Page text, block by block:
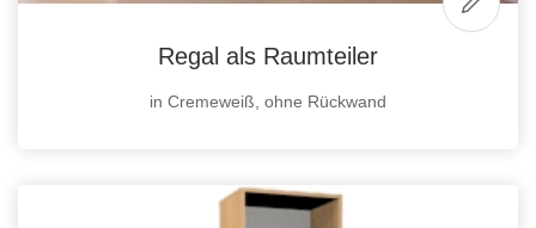
Regal als Raumteiler
in Cremeweiß, ohne Rückwand